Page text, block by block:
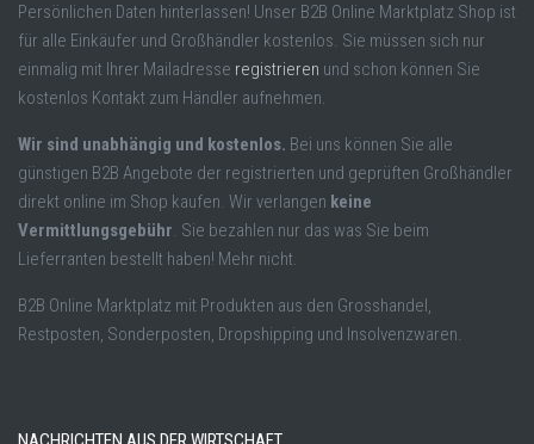
Persönlichen Daten hinterlassen! Unser B2B Online Marktplatz Shop ist
für alle Einkäufer und Großhändler kostenlos. Sie müssen sich nur
einmalig mit Ihrer Mailadresse registrieren und schon können Sie
kostenlos Kontakt zum Händler aufnehmen.
Wir sind unabhängig und kostenlos. Bei uns können Sie alle
günstigen B2B Angebote der registrierten und geprüften Großhändler
direkt online im Shop kaufen. Wir verlangen keine
Vermittlungsgebühr. Sie bezahlen nur das was Sie beim
Lieferranten bestellt haben! Mehr nicht.
B2B Online Marktplatz mit Produkten aus den Grosshandel,
Restposten, Sonderposten, Dropshipping und Insolvenzwaren.